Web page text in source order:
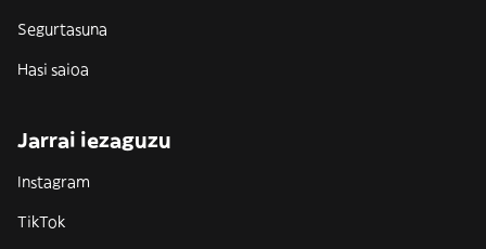
Segurtasuna
Hasi saioa
Jarrai iezaguzu
Instagram
TikTok